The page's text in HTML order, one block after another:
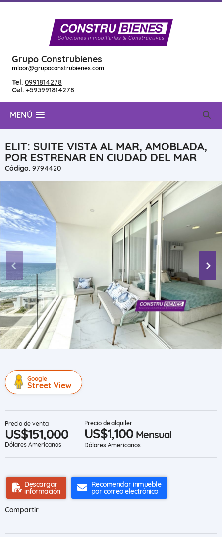
Grupo Construbienes
mloor@grupoconstrubienes.com
Tel. 0991814278
Cel. +593991814278
MENÚ
ELIT: SUITE VISTA AL MAR, AMOBLADA,
POR ESTRENAR EN CIUDAD DEL MAR
Código. 9794420
Google
Street View
Precio de venta
US$151,000
Dólares Americanos
Precio de alquiler
US$1,100 Mensual
Dólares Americanos
Descargar
información
Recomendar inmueble
por correo electrónico
Compartir